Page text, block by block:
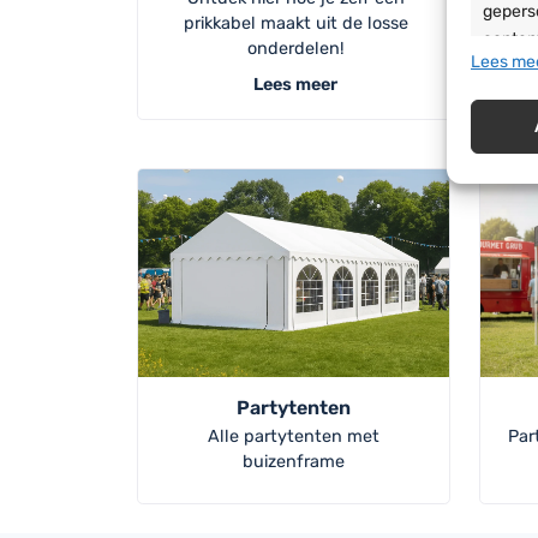
basis
Zorg
en
Lees
prikkabel maakt uit de losse
onderdelen!
Lees meer
Partytenten
Alle partytenten met
buizenframe